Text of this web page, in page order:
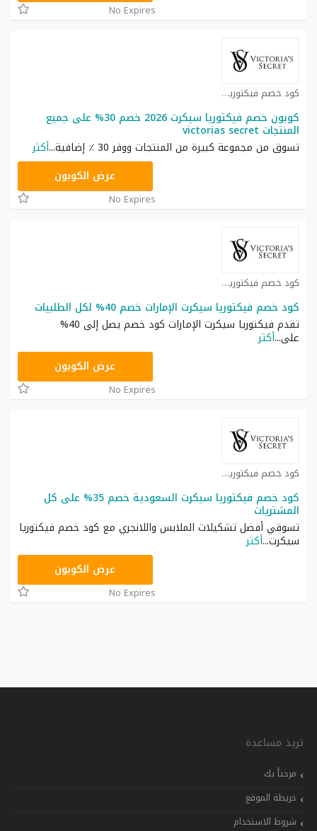
No Expires
كود خصم فيكتوريا سيكرت كوبون
كوبون خصم فيكتوريا سيكرت 2026 خصم 30% على جميع
المنتجات victorias secret
تسوق من مجموعة كبيرة من المنتجات ووفر 30 ٪ إضافية
...أكثر
عرض الكوبون
No Expires
كود خصم فيكتوريا سيكرت كوبون
كود خصم فيكتوريا سيكرت الإمارات خصم 40% لكل الطلبيات
تقدم فيكتوريا سيكرت الإمارات كود خصم يصل إلى 40%
على...أكثر
عرض الكوبون
No Expires
كود خصم فيكتوريا سيكرت كوبون
كود خصم فيكتوريا سيكرت السعودية خصم 35% على كل
المشتريات
تسوقي أفضل تشكيلات الملابس واللانجري مع كود خصم فيكتوريا
سيكرت...أكثر
عرض الكوبون
No Expires
تريد مساعدة
مرحباً بك
خريطة الموقع
شروط الاستخدام